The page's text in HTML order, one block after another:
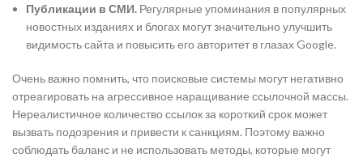
Публикации в СМИ. Регулярные упоминания в популярных
новостных изданиях и блогах могут значительно улучшить
видимость сайта и повысить его авторитет в глазах Google.
Очень важно помнить, что поисковые системы могут негативно
отреагировать на агрессивное наращивание ссылочной массы.
Нереалистичное количество ссылок за короткий срок может
вызвать подозрения и привести к санкциям. Поэтому важно
соблюдать баланс и не использовать методы, которые могут